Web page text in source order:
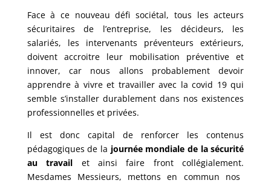
Face à ce nouveau défi sociétal, tous les acteurs
sécuritaires de l’entreprise, les décideurs, les
salariés, les intervenants préventeurs extérieurs,
doivent accroitre leur mobilisation préventive et
innover, car nous allons probablement devoir
apprendre à vivre et travailler avec la covid 19 qui
semble s’installer durablement dans nos existences
professionnelles et privées.
Il est donc capital de renforcer les contenus
pédagogiquesde la journée mondiale de la sécurité
au travail et ainsi faire front collégialement.
Mesdames Messieurs, mettons en commun nos